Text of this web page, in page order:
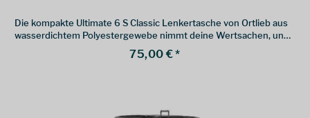
Die kompakte Ultimate 6 S Classic Lenkertasche von Ortlieb aus
wasserdichtem Polyestergewebe nimmt deine Wertsachen, und
alles was du auf Radtour schnell zur Hand haben willst, auf.
75,00 € *